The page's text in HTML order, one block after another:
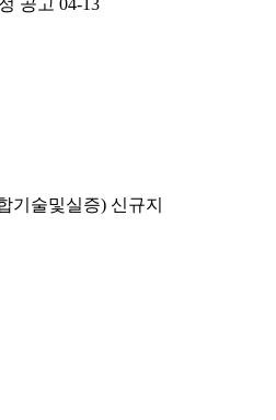
기술및실증) 신규지